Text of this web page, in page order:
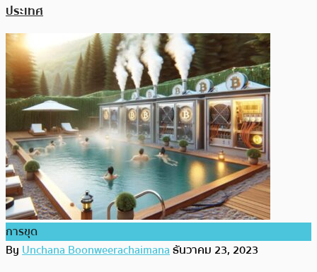
ประเทศ
การขุด
ByUnchana Boonweerachaimanaธันวาคม 23, 2023